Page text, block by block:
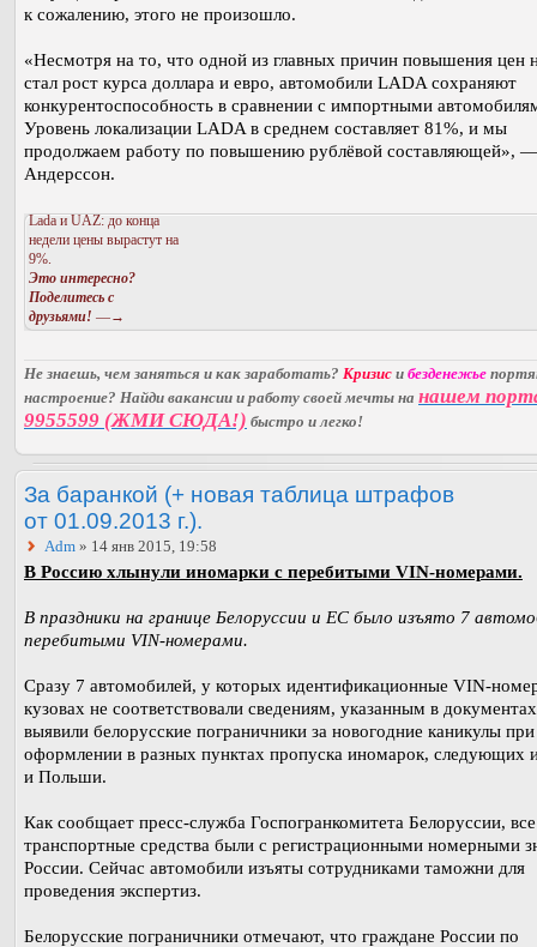
к сожалению, этого не произошло.
«Несмотря на то, что одной из главных причин повышения цен
стал рост курса доллара и евро, автомобили LADA сохраняют
конкурентоспособность в сравнении с импортными
Уровень локализации LADA в среднем составляет 81%, и мы
продолжаем работу по повышению рублёвой составляющей», —
Андерссон.
Lada и UAZ: до конца
недели цены вырастут на
9%.
Это интересно?
Поделитесь с
друзьями! —→
Не знаешь, чем заняться и как заработать? Кризис и безденежье
настроение? Найди вакансии и работу своей мечты на нашем
9955599 (ЖМИ СЮДА!) быстро и легко!
За баранкой (+ новая таблица штрафов
от 01.09.2013 г.).
Adm » 14 янв 2015, 19:58
В Россию хлынули иномарки с перебитыми VIN-номерами.
В праздники на границе Белоруссии и ЕС было изъято 7
перебитыми VIN-номерами.
Сразу 7 автомобилей, у которых идентификационные VIN-
кузовах не соответствовали сведениям, указанным в
выявили белорусские пограничники за новогодние каникулы при
оформлении в разных пунктах пропуска иномарок, следующих
и Польши.
Как сообщает пресс-служба Госпогранкомитета Белоруссии, все
транспортные средства были с регистрационными номерными
России. Сейчас автомобили изъяты сотрудниками таможни для
проведения экспертиз.
Белорусские пограничники отмечают, что граждане России по